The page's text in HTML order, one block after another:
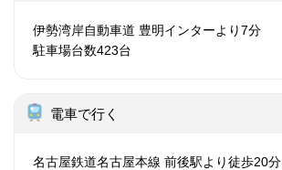
伊勢湾岸自動車道 豊明インターより7分
駐車場台数423台
電車で行く
名古屋鉄道名古屋本線 前後駅より徒歩20分